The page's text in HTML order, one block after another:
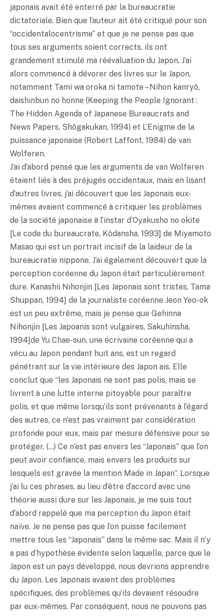
japonais avait été enterré par la bureaucratie
dictatoriale. Bien que l’auteur ait été critiqué pour son
“occidentalocentrisme” et que je ne pense pas que
tous ses arguments soient corrects, ils ont
grandement stimulé ma réévaluation du Japon. J’ai
alors commencé à dévorer des livres sur le Japon,
notamment Tami wa oroka ni tamote – Nihon kanryô,
daishinbun no honne (Keeping the People Ignorant :
The Hidden Agenda of Japanese Bureaucrats and
News Papers, Shôgakukan, 1994) et L’Enigme de la
puissance japonaise (Robert Laffont, 1984) de van
Wolferen.
J’ai d’abord pensé que les arguments de van Wolferen
étaient liés à des préjugés occidentaux, mais en lisant
d’autres livres, j’ai découvert que les Japonais eux-
mêmes avaient commencé à critiquer les problèmes
de la société japonaise à l’instar d’Oyakusho no okite
[Le code du bureaucrate, Kôdansha, 1993] de Miyamoto
Masao qui est un portrait incisif de la laideur de la
bureaucratie nippone. J’ai également découvert que la
perception coréenne du Japon était particulièrement
dure. Kanashii Nihonjin [Les Japonais sont tristes, Tama
Shuppan, 1994] de la journaliste coréenne Jeon Yeo-ok
est un peu extrême, mais je pense que Gehinna
Nihonjin [Les Japoanis sont vulgaires, Sakuhinsha,
1994]de Yu Chae-sun, une écrivaine coréenne qui a
vécu au Japon pendant huit ans, est un regard
pénétrant sur la vie intérieure des Japon ais. Elle
conclut que “les Japonais ne sont pas polis, mais se
livrent à une lutte interne pitoyable pour paraître
polis, et que même lorsqu’ils sont prévenants à l’égard
des autres, ce n’est pas vraiment par considération
profonde pour eux, mais par mesure défensive pour se
protéger. (…) Ce n’est pas envers les “Japonais” que l’on
peut avoir confiance, mais envers les produits sur
lesquels est gravée la mention Made in Japan”. Lorsque
j’ai lu ces phrases, au lieu d’être d’accord avec une
théorie aussi dure sur les Japonais, je me suis tout
d’abord rappelé que ma perception du Japon était
naïve. Je ne pense pas que l’on puisse facilement
mettre tous les “Japonais” dans le même sac. Mais il n’y
a pas d’hypothèse évidente selon laquelle, parce que le
Japon est un pays développé, nous devrions apprendre
du Japon. Les Japonais avaient des problèmes
spécifiques, des problèmes qu’ils devaient résoudre
par eux-mêmes. Par conséquent, nous ne pouvons pas